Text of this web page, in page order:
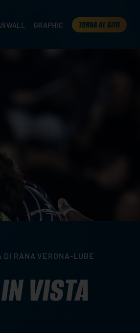
GRAPHIC TORNA AL SITO
DI RANA VERONA-LUBE
VISTA